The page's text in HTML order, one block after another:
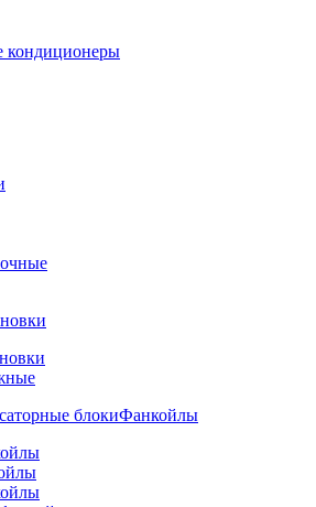
кондиционеры
блокиФанкойлы